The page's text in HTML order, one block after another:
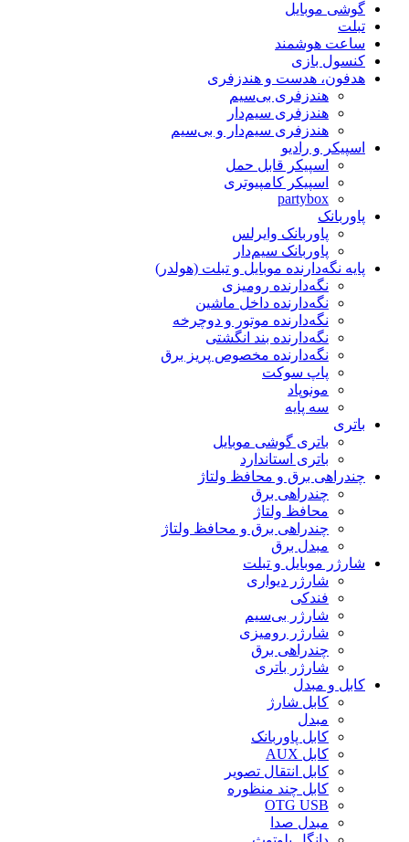
گوشی موبایل
تبلت
ساعت هوشمند
کنسول بازی
هدفون، هدست و هندزفری
هندزفری بی‌سیم
هندزفری سیم‌دار
هندزفری سیم‌دار و بی‌سیم
اسپیکر و رادیو
اسپیکر قابل حمل
اسپیکر کامپیوتری
partybox
پاوربانک
پاوربانک وایرلس
پاوربانک سیم‌دار
پایه نگه‌دارنده موبایل و تبلت (هولدر)
نگه‌دارنده رومیزی
نگه‌دارنده داخل ماشین
نگه‌دارنده موتور و دوچرخه
نگه‌دارنده بند انگشتی
نگه‌دارنده مخصوص پریز برق
پاپ سوکت
مونوپاد
سه پایه
باتری
باتری گوشی موبایل
باتری استاندارد
چندراهی برق و محافظ ولتاژ
چندراهی برق
محافظ ولتاژ
چندراهی برق و محافظ ولتاژ
مبدل برق
شارژر موبایل و تبلت
شارژر دیواری
فندکی
شارژر بی‌سیم
شارژر رومیزی
چندراهی برق
شارژر باتری
کابل و مبدل
کابل شارژ
مبدل
کابل پاوربانک
کابل AUX
کابل انتقال تصویر
کابل چند منظوره
OTG USB
مبدل صدا